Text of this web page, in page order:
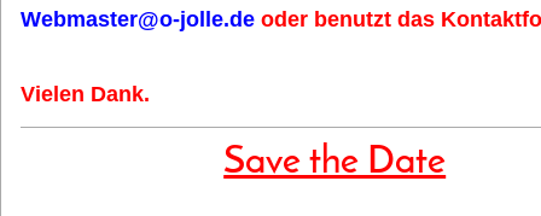
Webmaster@o-jolle.de oder benutzt das
Vielen Dank.
Save the Date